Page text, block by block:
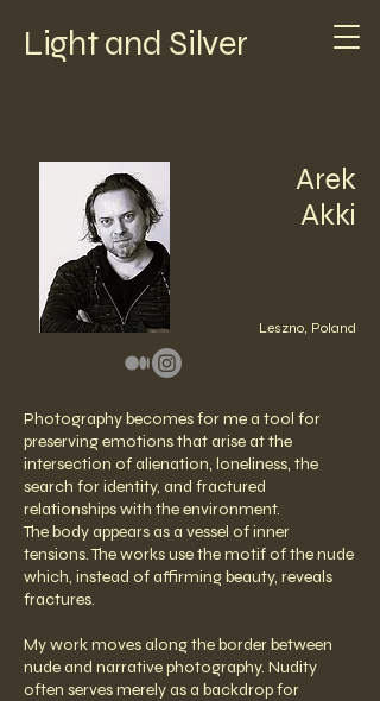
Light and Silver
Arek
Akki
Leszno, Poland
Photography becomes for me a tool for
preserving emotions that arise at the
intersection of alienation, loneliness, the
search for identity, and fractured
relationships with the environment.
The body appears as a vessel of inner
tensions. The works use the motif of the nude
which, instead of affirming beauty, reveals
fractures.
My work moves along the border between
nude and narrative photography. Nudity
often serves merely as a backdrop for